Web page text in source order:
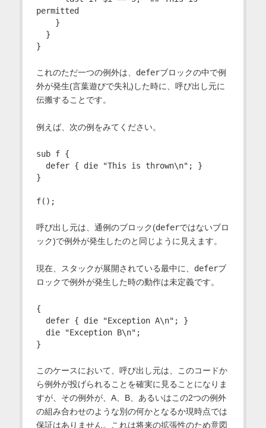
permitted
これのただ一つの例外は、 deferブロックの中で例
外が発生(言葉遊びで失礼)した時に、呼び出し元に
伝搬することです。
例えば、次の例をみてください。
sub f {
}
呼び出し元は、通例のブロック(deferではないブロ
ック)で例外が発生したのと同じように見えます。
現在、スタックが展開されている最中に、 deferブ
ロックで例外が発生した時の動作は未定義です。
{
このケースにおいて、呼び出し元は、このコードか
ら例外が投げられることを確実に見ることになりま
すが、その例外が、A、B、あるいはこの2つの例外
の組み合わせのような別の何かとなるか現時点では
保証はありません。これは将来の拡張性のため意図